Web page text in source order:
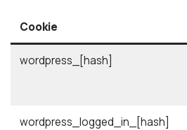
Cookie
wordpress_[hash]
wordpress_logged_in_[hash]